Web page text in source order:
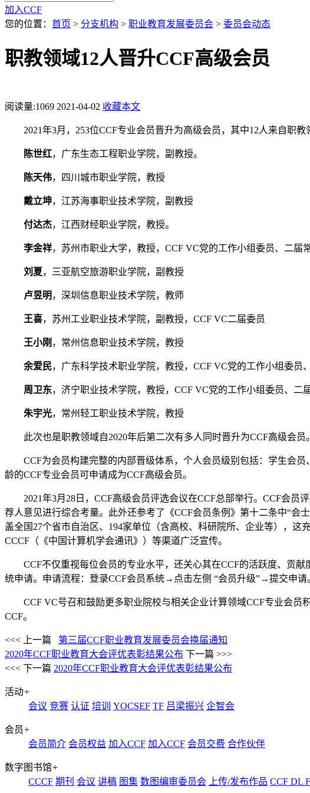
加入CCF
您的位置： 首页 > 分支机构 > 职业教育发展委员会 > 委员会动态
职教领域12人晋升CCF高级会员
阅读量:1069 2021-04-02 收藏本文
2021年3月，253位CCF专业会员晋升为高级会员，其中12人来自职教
陈世红，广东生态工程职业学院，副教授。
陈天伟，四川城市职业学院，教授
戴立坤，江苏海事职业技术学院，副教授
付达杰，江西财经职业学院，教授。
李金祥，苏州市职业大学，教授，CCF VC党的工作小组委员、二届
刘夏 ，三亚航空旅游职业学院，副教授
卢昱明 ，深圳信息职业技术学院，教师
王喜，苏州工业职业技术学院，副教授，CCF VC二届委员
王小刚 ，常州信息职业技术学院，教授
余爱民，广东科学技术职业学院，教授，CCF VC党的工作小组委员
周卫东，济宁职业技术学院，教授，CCF VC党的工作小组委员、二
朱宇光，常州轻工职业技术学院，教授
此次也是职教领域自2020年后第二次有多人同时晋升为CCF高级会员。
CCF为会员构建完整的内部晋级体系，个人会员级别包括：学生会
龄的CCF专业会员可申请成为CCF高级会员。
2021年3月28日，CCF高级会员评选会议在CCF总部举行。CCF会
荐人意见进行综合考量。此外还参考了《CCF会员条例》第十二条中“会
盖全国27个省市自治区、194家单位（含高校、科研院所、企业等），这
CCCF（《中国计算机学会通讯》）等渠道广泛宣传。
CCF不仅重视每位会员的专业水平，还关心其在CCF的活跃度、贡
统申请。申请流程：登录CCF会员系统→点击左侧 “会员升级”→提交申
CCF VC号召和鼓励更多职业院校与相关企业计算领域CCF专业会员
CCF。
<<< 上一篇
第三届CCF职业教育发展委员会换届通知
2020年CCF职业教育大会评优表彰结果公布 下一篇 >>>
<<< 下一篇 2020年CCF职业教育大会评优表彰结果公布
活动+
会议 竞赛 认证 培训 YOCSEF TF 吕梁振兴 企智会
会员+
会员简介 会员权益 加入CCF 加入CCF 会员交费 合作伙伴
数字图书馆+
CCCF 期刊 会议 讲稿 图集 数图编审委员会 上传/发布作品 CCF DL